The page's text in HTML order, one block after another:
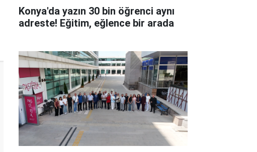
Konya'da yazın 30 bin öğrenci aynı
adreste! Eğitim, eğlence bir arada